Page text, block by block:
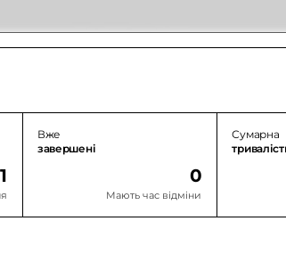
1
Вже
завершені
0
Мають час відміни
Сумарна